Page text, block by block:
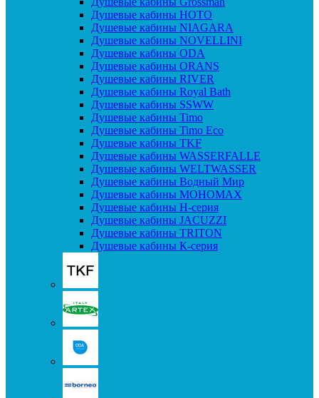
Душевые кабины HOTO
Душевые кабины NIAGARA
Душевые кабины NOVELLINI
Душевые кабины ODA
Душевые кабины ORANS
Душевые кабины RIVER
Душевые кабины Royal Bath
Душевые кабины SSWW
Душевые кабины Timo
Душевые кабины Timo Eco
Душевые кабины TKF
Душевые кабины WASSERFALLE
Душевые кабины WELTWASSER
Душевые кабины Водный Мир
Душевые кабины МОНОМАХ
Душевые кабины H-серия
Душевые кабины JACUZZI
Душевые кабины TRITON
Душевые кабины К-серия